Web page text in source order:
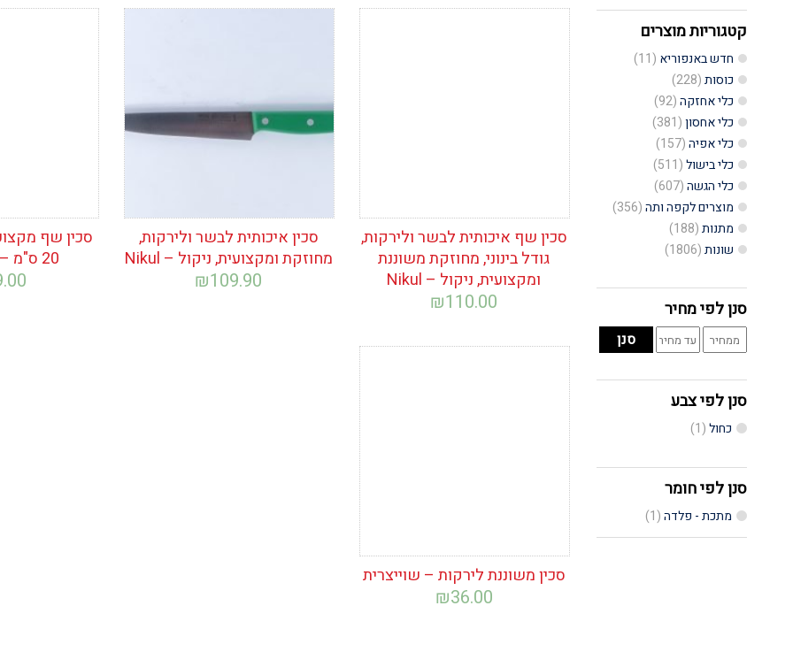
קטגוריות מוצרים
חדש באנפוריא (11)
כוסות(228)
כלי אחזקה(92)
כלי אחסון(381)
כלי אפיה(157)
כלי בישול(511)
כלי הגשה(607)
מוצרים לקפה ותה(356)
מתנות(188)
שונות(1806)
סנן לפי מחיר
מחיר
מינימלי
מחיר
מקסימלי
סנן
סנן לפי צבע
כחול(1)
סנן לפי חומר
מתכת - פלדה(1)
הפריט
סכין שף איכותית לבשר ולירקות,
גודל בינוני, מחוזקת משוננת
ומקצועית, ניקול – Nikul
₪110.00
סכין איכותית לבשר ולירקות,
מחוזקת ומקצועית, ניקול – Nikul
₪109.90
סכין שף
20 ס"מ – Nicul Star
סכין משוננת לירקות – שוייצרית
₪36.00